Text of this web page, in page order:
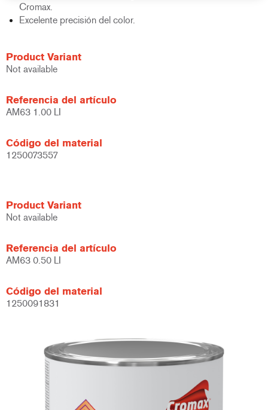
Cromax.
Excelente precisión del color.
Product Variant
Not available
Referencia del artículo
AM63 1.00 LI
Código del material
1250073557
Product Variant
Not available
Referencia del artículo
AM63 0.50 LI
Código del material
1250091831